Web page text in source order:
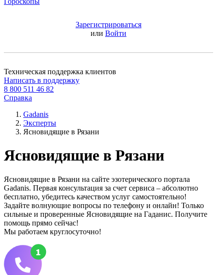
Зарегистрироваться
или Войти
Техническая поддержка клиентов
Написать в поддержку
8 800 511 46 82
Справка
Gadanis
Эксперты
Ясновидящие в Рязани
Ясновидящие в Рязани
Ясновидящие в Рязани на сайте эзотерического портала
Gadanis. Первая консультация за счет сервиса – абсолютно
бесплатно, убедитесь качеством услуг самостоятельно!
Задайте волнующие вопросы по телефону и онлайн! Только
сильные и проверенные Ясновидящие на Гаданис. Получите
помощь прямо сейчас!
Мы работаем круглосуточно!